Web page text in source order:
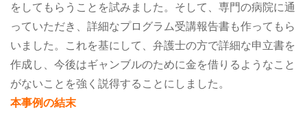
をしてもらうことを試みました。そして、専門の病院に通
っていただき、詳細なプログラム受講報告書も作ってもら
いました。これを基にして、弁護士の方で詳細な申立書を
作成し、今後はギャンブルのために金を借りるようなこと
がないことを強く説得することにしました。
本事例の結末